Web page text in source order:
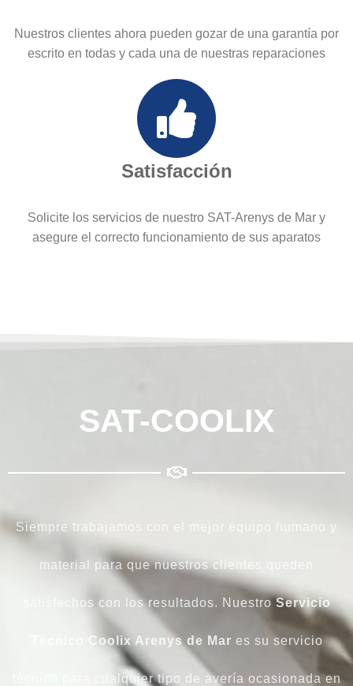
Nuestros clientes ahora pueden gozar de una garantía por
escrito en todas y cada una de nuestras reparaciones
Satisfacción
Solicite los servicios de nuestro SAT-Arenys de Mar y
asegure el correcto funcionamiento de sus aparatos
SAT-COOLIX
Siempre trabajamos con el mejor equipo humano y
material para que nuestros clientes queden
satisfechos con los resultados. NuestroServicio
Técnico Coolix Arenys de Mar es su servicio
técnico para cualquier tipo de avería ocasionada en